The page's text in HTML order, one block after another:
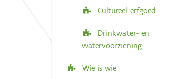
Cultureel erfgoed
Drinkwater- en
watervoorziening
Wie is wie